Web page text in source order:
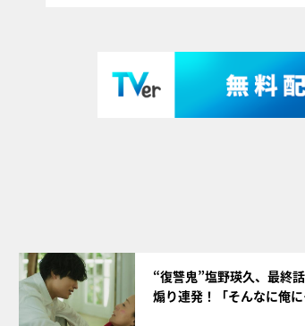
“復讐鬼”塩野瑛久、最終
煽り連発！「そんなに俺